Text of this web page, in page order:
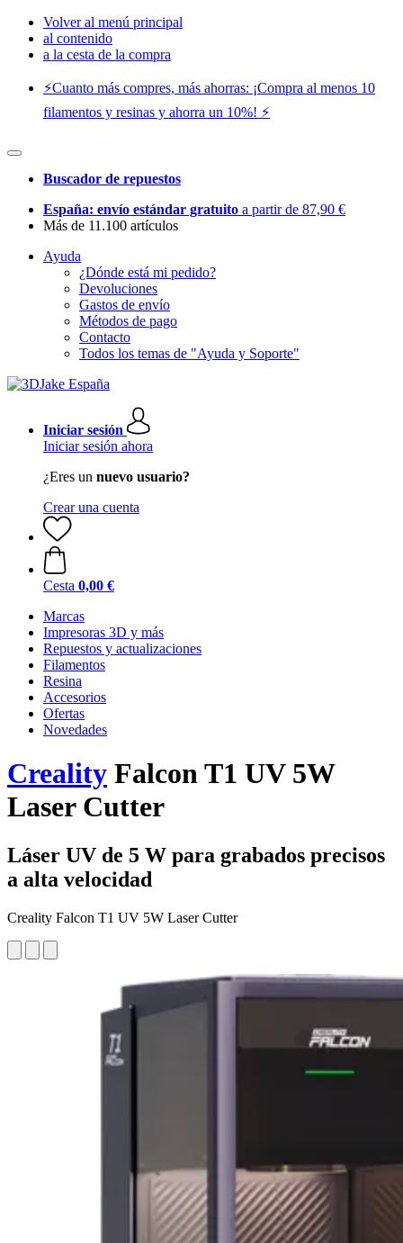
Volver al menú principal
al contenido
a la cesta de la compra
⚡️Cuanto más compres, más ahorras: ¡Compra al menos 10
filamentos y resinas y ahorra un 10%! ⚡️
Buscador de repuestos
España: envío estándar gratuito a partir de 87,90 €
Más de 11.100 artículos
Ayuda
¿Dónde está mi pedido?
Devoluciones
Gastos de envío
Métodos de pago
Contacto
Todos los temas de "Ayuda y Soporte"
Iniciar sesión
Iniciar sesión ahora
¿Eres un nuevo usuario?
Crear una cuenta
Cesta 0,00 €
Marcas
Impresoras 3D y más
Repuestos y actualizaciones
Filamentos
Resina
Accesorios
Ofertas
Novedades
Creality Falcon T1 UV 5W
Laser Cutter
Láser UV de 5 W para grabados precisos
a alta velocidad
Creality Falcon T1 UV 5W Laser Cutter